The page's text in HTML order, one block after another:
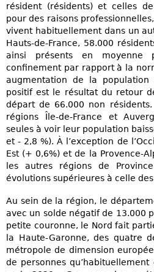
résident (résidents) et celles
pour des raisons
vivent habituellement dans un
Hauts-de-France, 58.000
ainsi présents en moyenne
confinement par rapport à la
augmentation de la population
positif est le résultat du retour
départ de 66.000 non
régions Île-de-France et
seules à voir leur population
et - 2,8 %). À l’exception de
Est (+ 0,6%) et de la Provence-
les autres régions de
évolutions supérieures à celle
Au sein de la région, le
avec un solde négatif de 13.000
petite couronne, le Nord fait
la Haute-Garonne, des quatre
métropole de dimension
de personnes